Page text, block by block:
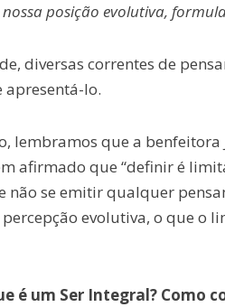
posição evolutiva,
diversas correntes de
apresentá-lo.
lembramos que a
afirmado que “definir é
não se emitir qualquer
percepção evolutiva, o que o
é um Ser Integral? Como